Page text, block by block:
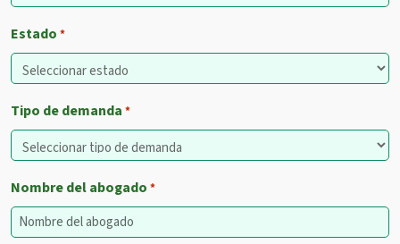
Estado *
Tipo de demanda *
Nombre del abogado *